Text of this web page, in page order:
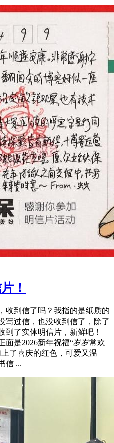
！
收到信了吗？我指的是纸质的
写过信，也没收到信了，除了
到了实体明信片，新鲜吧！
面是2026新年祝福“岁岁常欢
了喜庆的红色，可爱又温
信 ...